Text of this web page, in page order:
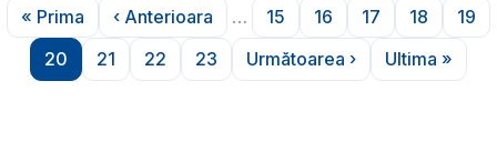
Paginare
Prima pagină
« Prima
Pagina anterioară
‹ Anterioara …
Pagina
15
Pagina
16
Pagina
17
Pagina
18 19
Pagina
20
Pagina
21
Pagina
22
Pagina
23
Pagina următoare
Următoarea ›
Ultima
Ultima »